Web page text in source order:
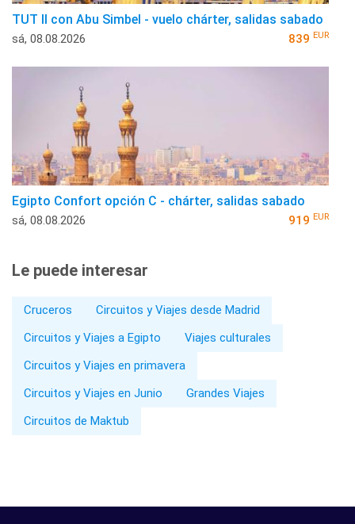
TUT II con Abu Simbel - vuelo chárter, salidas sabado
sá, 08.08.2026 839 EUR
Egipto Confort opción C - chárter, salidas sabado
sá, 08.08.2026 919 EUR
Le puede interesar
Cruceros
Circuitos y Viajes desde Madrid
Circuitos y Viajes a Egipto
Viajes culturales
Circuitos y Viajes en primavera
Circuitos y Viajes en Junio
Grandes Viajes
Circuitos de Maktub